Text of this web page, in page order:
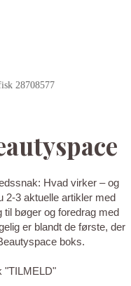
28708577
Hvad virker – og
2-3 aktuelle artikler med
bøger og foredrag med
er blandt de første, der
boks.
"TILMELD"